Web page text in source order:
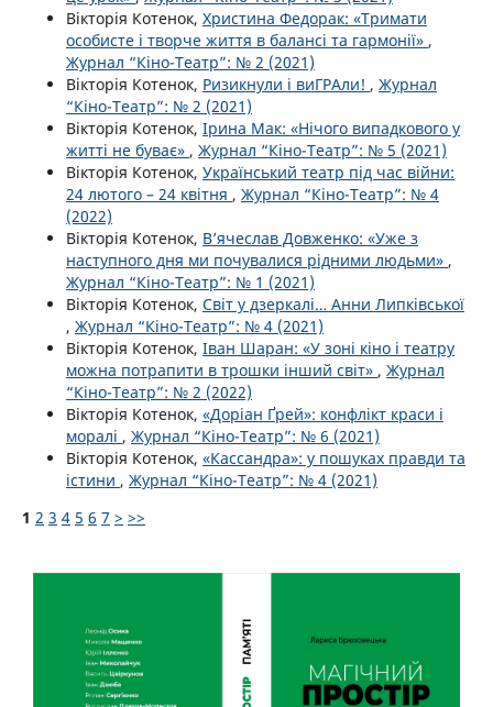
Вікторія Котенок, Христина Федорак: «Тримати
особисте і творче життя в балансі та гармонії» ,
Журнал “Кіно-Театр”: № 2 (2021)
Вікторія Котенок, Ризикнули і виГРАли! , Журнал
“Кіно-Театр”: № 2 (2021)
Вікторія Котенок, Ірина Мак: «Нічого випадкового у
житті не буває» , Журнал “Кіно-Театр”: № 5 (2021)
Вікторія Котенок, Український театр під час війни:
24 лютого – 24 квітня , Журнал “Кіно-Театр”: № 4
(2022)
Вікторія Котенок, В’ячеслав Довженко: «Уже з
наступного дня ми почувалися рідними людьми» ,
Журнал “Кіно-Театр”: № 1 (2021)
Вікторія Котенок, Світ у дзеркалі… Анни Липківської
, Журнал “Кіно-Театр”: № 4 (2021)
Вікторія Котенок, Іван Шаран: «У зоні кіно і театру
можна потрапити в трошки інший світ» , Журнал
“Кіно-Театр”: № 2 (2022)
Вікторія Котенок, «Доріан Ґрей»: конфлікт краси і
моралі , Журнал “Кіно-Театр”: № 6 (2021)
Вікторія Котенок, «Кассандра»: у пошуках правди та
істини , Журнал “Кіно-Театр”: № 4 (2021)
1 2 3 4 5 6 7 > >>